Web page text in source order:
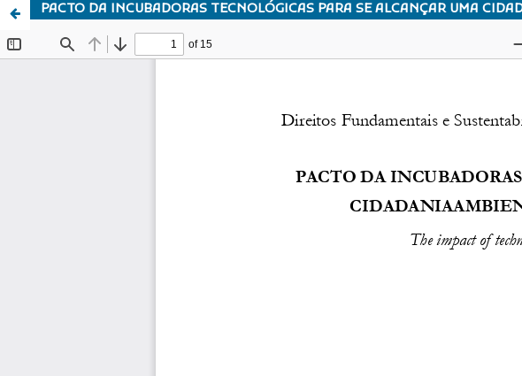
PACTO DA INCUBADORAS TECNOLÓGICAS PARA SE ALCANÇAR UMA